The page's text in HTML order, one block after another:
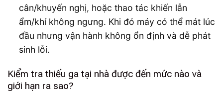
cân/khuyến nghị, hoặc thao tác khiến lẫn
ẩm/khí không ngưng. Khi đó máy có thể mát lúc
đầu nhưng vận hành không ổn định và dễ phát
sinh lỗi.
Kiểm tra thiếu ga tại nhà được đến mức nào và
giới hạn ra sao?